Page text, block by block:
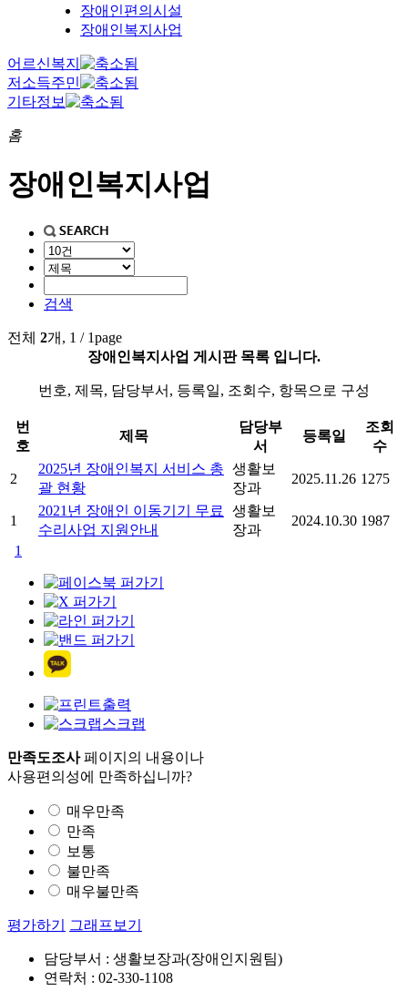
장애인편의시설
장애인복지사업
어르신복지
저소득주민
기타정보
홈
장애인복지사업
검색
전체 2개, 1 / 1page
장애인복지사업 게시판 목록 입니다.
번호, 제목, 담당부서, 등록일, 조회수, 항목으로 구성
번
호
제목
담당부
서
등록일
조회
수
2
2025년 장애인복지 서비스 총
괄 현황
생활보
장과
2025.11.26 1275
1
2021년 장애인 이동기기 무료
수리사업 지원안내
생활보
장과
2024.10.30 1987
1
출력
스크랩
만족도조사페이지의 내용이나
사용편의성에 만족하십니까?
매우만족
만족
보통
불만족
매우불만족
평가하기 그래프보기
담당부서 : 생활보장과(장애인지원팀)
연락처 : 02-330-1108